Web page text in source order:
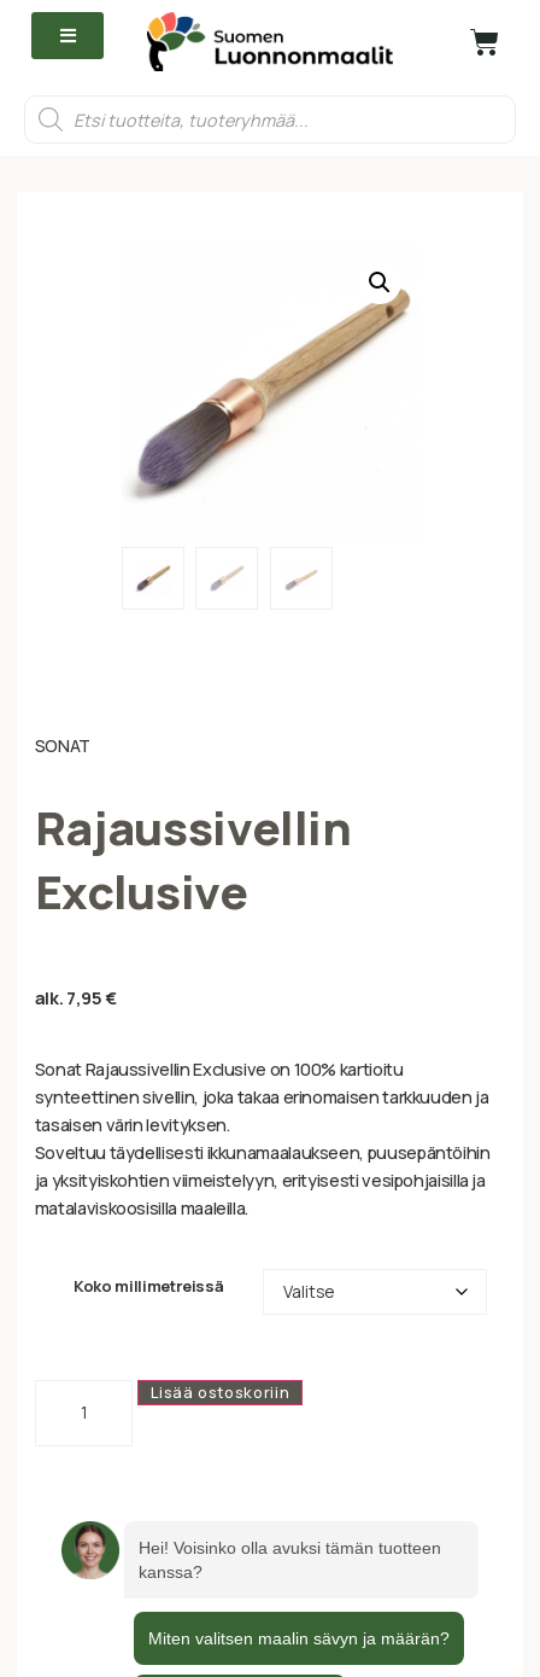
SONAT
Rajaussivellin
Exclusive
alk. 7,95€
Sonat Rajaussivellin Exclusive on 100% kartioitu
synteettinen sivellin, joka takaa erinomaisen tarkkuuden ja
tasaisen värin levityksen.
Soveltuu täydellisesti ikkunamaalaukseen, puusepäntöihin
ja yksityiskohtien viimeistelyyn, erityisesti vesipohjaisilla ja
matalaviskoosisilla maaleilla.
Koko millimetreissä
Lisää ostoskoriin